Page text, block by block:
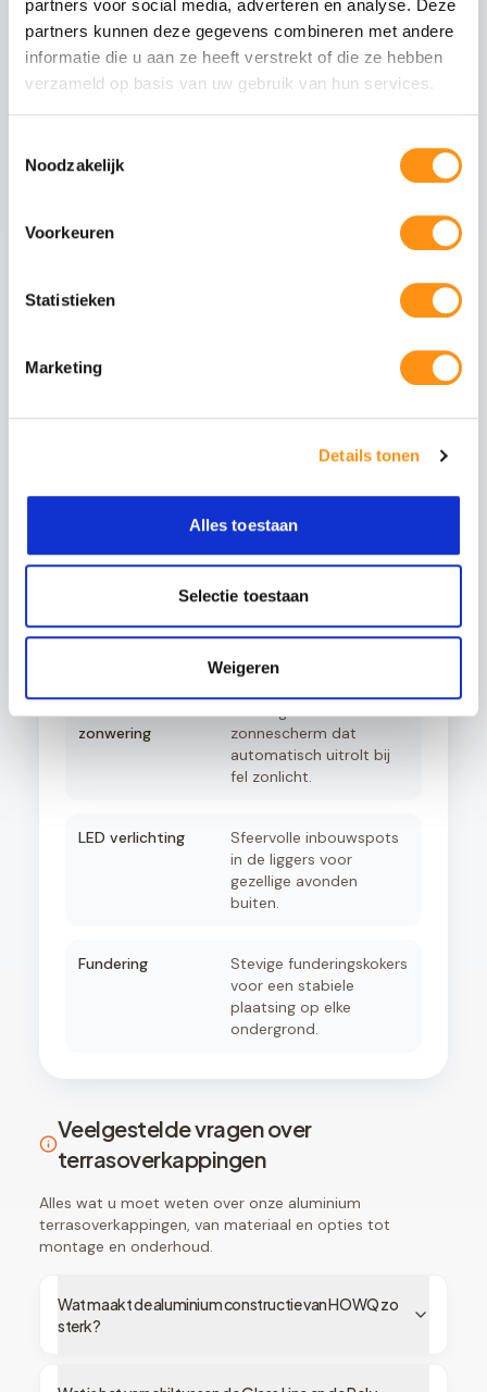
partners voor social media, adverteren en analyse. Deze
partners kunnen deze gegevens combineren met andere
informatie die u aan ze heeft verstrekt of die ze hebben
verzameld op basis van uw gebruik van hun services.
Noodzakelijk
Voorkeuren
Statistieken
Marketing
Details tonen
Alles toestaan
Selectie toestaan
Weigeren
Mat antraciete staanders
Tussenliggers
Zijliggers
Glazen schuifwanden
Volledig isolerende
afgesloten tuinkamer
met optimaal comfort.
Aluminium zijwanden
windbescherming met
elegante aluminium
Automatische
zonwering
Geïntegreerd
zonnescherm dat
automatisch uitrolt bij
fel zonlicht.
LED verlichting
Sfeervolle inbouwspots
in de liggers voor
gezellige avonden
buiten.
Fundering
Stevige funderingskokers
voor een stabiele
plaatsing op elke
ondergrond.
Veelgestelde vragen over
terrasoverkappingen
Alles wat u moet weten over onze aluminium
terrasoverkappingen, van materiaal en opties tot
montage en onderhoud.
Wat maakt de aluminium constructie van HOWQ zo
sterk?